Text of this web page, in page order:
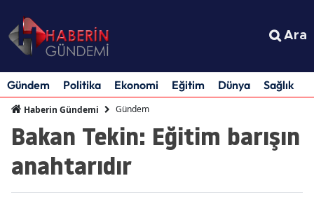
Ara
Gündem Politika Ekonomi Eğitim Dünya Sağlık
Haberin Gündemi Gündem
Bakan Tekin: Eğitim barışın
anahtarıdır